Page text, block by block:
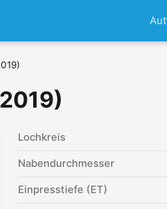
Lochkreis
Nabendurchmesser
Einpresstiefe (ET)